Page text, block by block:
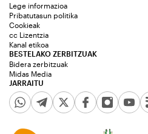
JARRAITU
Lege informazioa
Pribatutasun politika
Cookieak
cc Lizentzia
Kanal etikoa
BESTELAKO ZERBITZUAK
Bidera zerbitzuak
Midas Media